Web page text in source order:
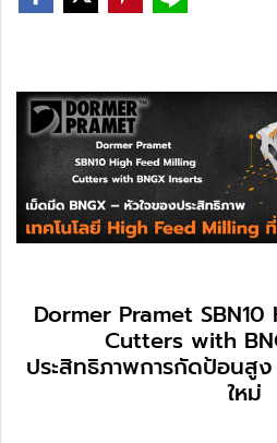
Dormer Pramet
Cutters with
ประสิทธิภาพการกัดป้อนสู
ใหม่